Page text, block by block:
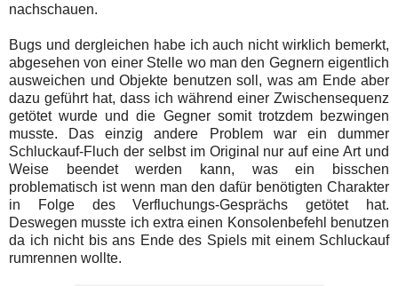
nachschauen.
Bugs und dergleichen habe ich auch nicht wirklich bemerkt,
abgesehen von einer Stelle wo man den Gegnern eigentlich
ausweichen und Objekte benutzen soll, was am Ende aber
dazu geführt hat, dass ich während einer Zwischensequenz
getötet wurde und die Gegner somit trotzdem bezwingen
musste. Das einzig andere Problem war ein dummer
Schluckauf-Fluch der selbst im Original nur auf eine Art und
Weise beendet werden kann, was ein bisschen
problematisch ist wenn man den dafür benötigten Charakter
in Folge des Verfluchungs-Gesprächs getötet hat.
Deswegen musste ich extra einen Konsolenbefehl benutzen
da ich nicht bis ans Ende des Spiels mit einem Schluckauf
rumrennen wollte.